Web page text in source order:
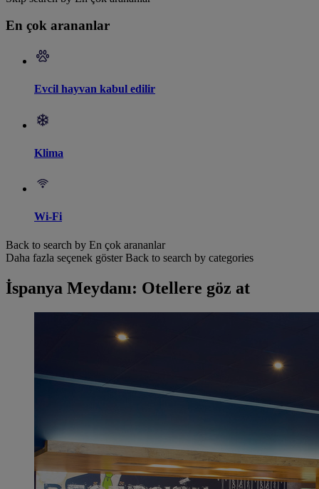
En çok arananlar
Evcil hayvan kabul edilir
Klima
Wi-Fi
Back to search by En çok arananlar
Daha fazla seçenek göster Back to search by categories
İspanya Meydanı: Otellere göz at